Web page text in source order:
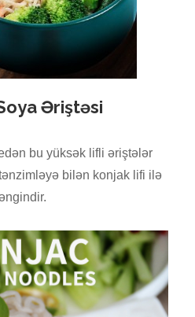
Əriştəsi
bu yüksək lifli əriştələr
tənzimləyə bilən konjak lifi ilə